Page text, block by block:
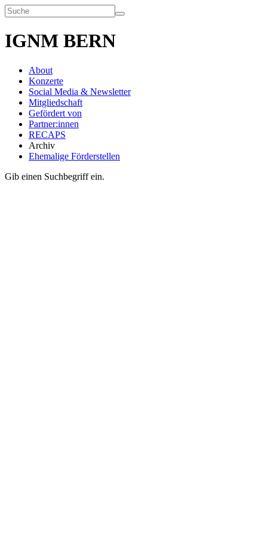
IGNM BERN
About
Konzerte
Social Media & Newsletter
Mitgliedschaft
Gefördert von
Partner:innen
RECAPS
Archiv
Ehemalige Förderstellen
Gib einen Suchbegriff ein.